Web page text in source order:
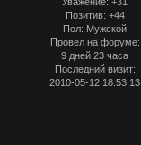
Позитив: +44
Пол: Мужской
Провел на форуме:
9 дней 23 часа
Последний визит:
2010-05-12 18:53:13